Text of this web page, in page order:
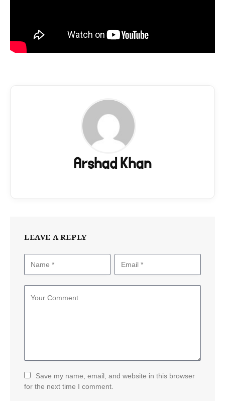
Arshad Khan
LEAVE A REPLY
Save my name, email, and website in this browser
for the next time I comment.